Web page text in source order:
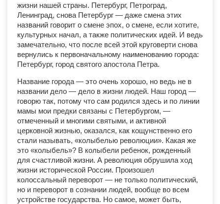
жизни нашей страны. Петербург, Петроград,
Ленинград, снова Петербург — даже смена этих
названий говорит о смене эпох, о смене, если хотите,
культурных начал, а также политических идей. И ведь
замечательно, что после всей этой круговерти снова
вернулись к первоначальному наименованию города:
Петербург, город святого апостола Петра.
Название города — это очень хорошо, но ведь не в
названии дело — дело в жизни людей. Наш город —
говорю так, потому что сам родился здесь и по линии
мамы мои предки связаны с Петербургом, —
отмеченный и многими святыми, и активной
церковной жизнью, оказался, как кощунственно его
стали называть, «колыбелью революции». Какая же
это «колыбель»? В колыбели ребенок, рожденный
для счастливой жизни. А революция обрушила ход
жизни исторической России. Произошел
колоссальный переворот — не только политический,
но и переворот в сознании людей, вообще во всем
устройстве государства. Но самое, может быть,